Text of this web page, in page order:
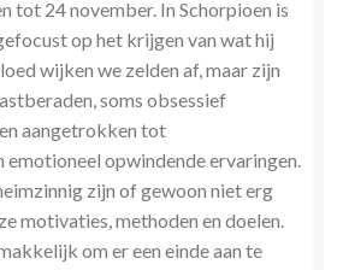
in de Oceaan.’ Meditatieve haiku’s
Hal der Zuilen
tot 24 november. In Schorpioen is
op het krijgen van wat hij
wijken we zelden af, maar zijn
soms obsessief
aangetrokken tot
emotioneel opwindende ervaringen.
zijn of gewoon niet erg
motivaties, methoden en doelen.
om er een einde aan te